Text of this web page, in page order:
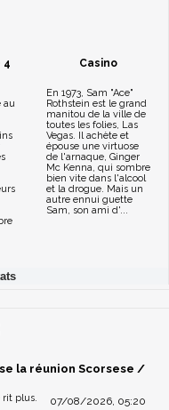
4
au
Casino
En 1973, Sam "Ace"
Rothstein est le grand
manitou de la ville de
toutes les folies, Las
Vegas. Il achète et
épouse une virtuose
de l'arnaque, Ginger
Mc Kenna, qui sombre
bien vite dans l'alcool
et la drogue. Mais un
autre ennui guette
Sam, son ami d'...
la réunion Scorsese /
07/08/2026, 05:20
rit plus.